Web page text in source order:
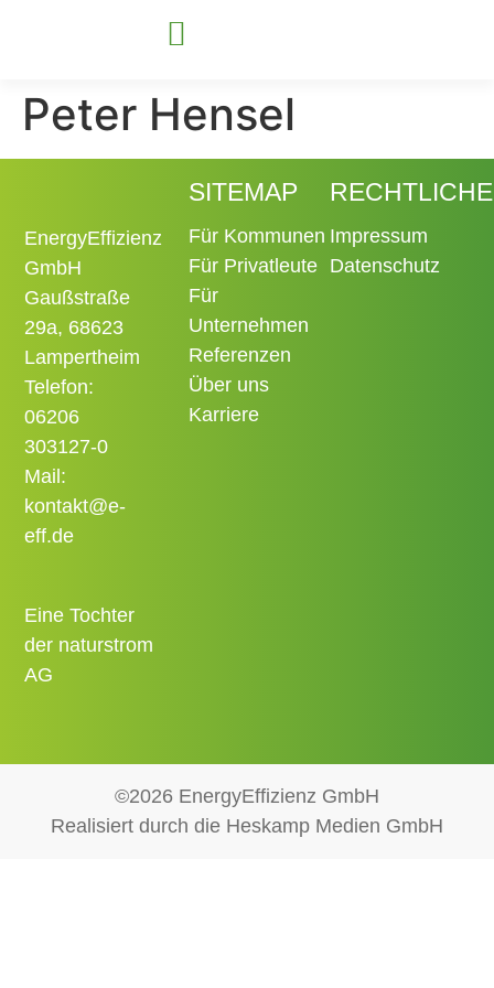
Peter Hensel
EnergyEffizienz
GmbH
Gaußstraße
29a, 68623
Lampertheim
Telefon:
06206
303127-0
Mail:
kontakt@e-
eff.de
Eine Tochter
der naturstrom
AG
SITEMAP
Für Kommunen
Für Privatleute
Für
Unternehmen
Referenzen
Über uns
Karriere
Impressum
Datenschutz
©2026 EnergyEffizienz GmbH
Realisiert durch die Heskamp Medien GmbH